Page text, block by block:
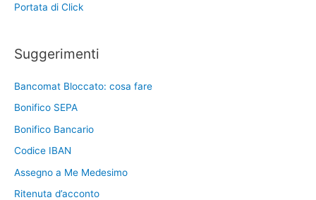
Portata di Click
Suggerimenti
Bancomat Bloccato: cosa fare
Bonifico SEPA
Bonifico Bancario
Codice IBAN
Assegno a Me Medesimo
Ritenuta d’acconto